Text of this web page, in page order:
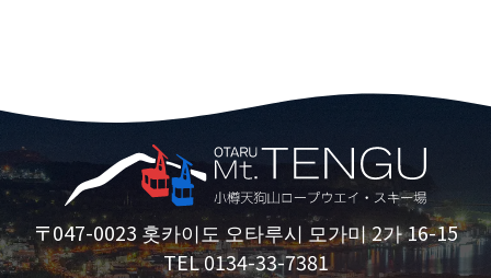
〒047-0023 홋카이도 오타루시 모가미 2가 16-15
TEL 0134-33-7381